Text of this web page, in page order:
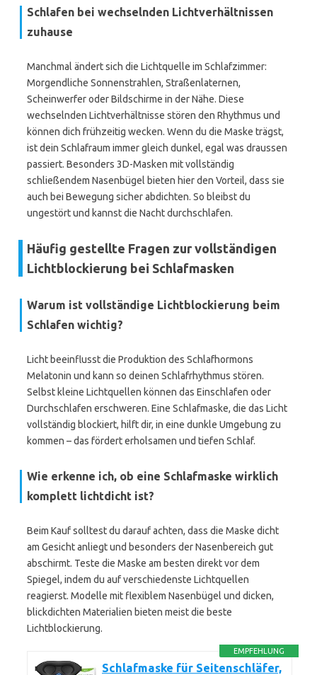
Schlafen bei wechselnden Lichtverhältnissen
zuhause
Manchmal ändert sich die Lichtquelle im Schlafzimmer:
Morgendliche Sonnenstrahlen, Straßenlaternen,
Scheinwerfer oder Bildschirme in der Nähe. Diese
wechselnden Lichtverhältnisse stören den Rhythmus und
können dich frühzeitig wecken. Wenn du die Maske trägst,
ist dein Schlafraum immer gleich dunkel, egal was draussen
passiert. Besonders 3D-Masken mit vollständig
schließendem Nasenbügel bieten hier den Vorteil, dass sie
auch bei Bewegung sicher abdichten. So bleibst du
ungestört und kannst die Nacht durchschlafen.
Häufig gestellte Fragen zur vollständigen
Lichtblockierung bei Schlafmasken
Warum ist vollständige Lichtblockierung beim
Schlafen wichtig?
Licht beeinflusst die Produktion des Schlafhormons
Melatonin und kann so deinen Schlafrhythmus stören.
Selbst kleine Lichtquellen können das Einschlafen oder
Durchschlafen erschweren. Eine Schlafmaske, die das Licht
vollständig blockiert, hilft dir, in eine dunkle Umgebung zu
kommen – das fördert erholsamen und tiefen Schlaf.
Wie erkenne ich, ob eine Schlafmaske wirklich
komplett lichtdicht ist?
Beim Kauf solltest du darauf achten, dass die Maske dicht
am Gesicht anliegt und besonders der Nasenbereich gut
abschirmt. Teste die Maske am besten direkt vor dem
Spiegel, indem du auf verschiedenste Lichtquellen
reagierst. Modelle mit flexiblem Nasenbügel und dicken,
blickdichten Materialien bieten meist die beste
Lichtblockierung.
EMPFEHLUNG
Schlafmaske für Seitenschläfer,